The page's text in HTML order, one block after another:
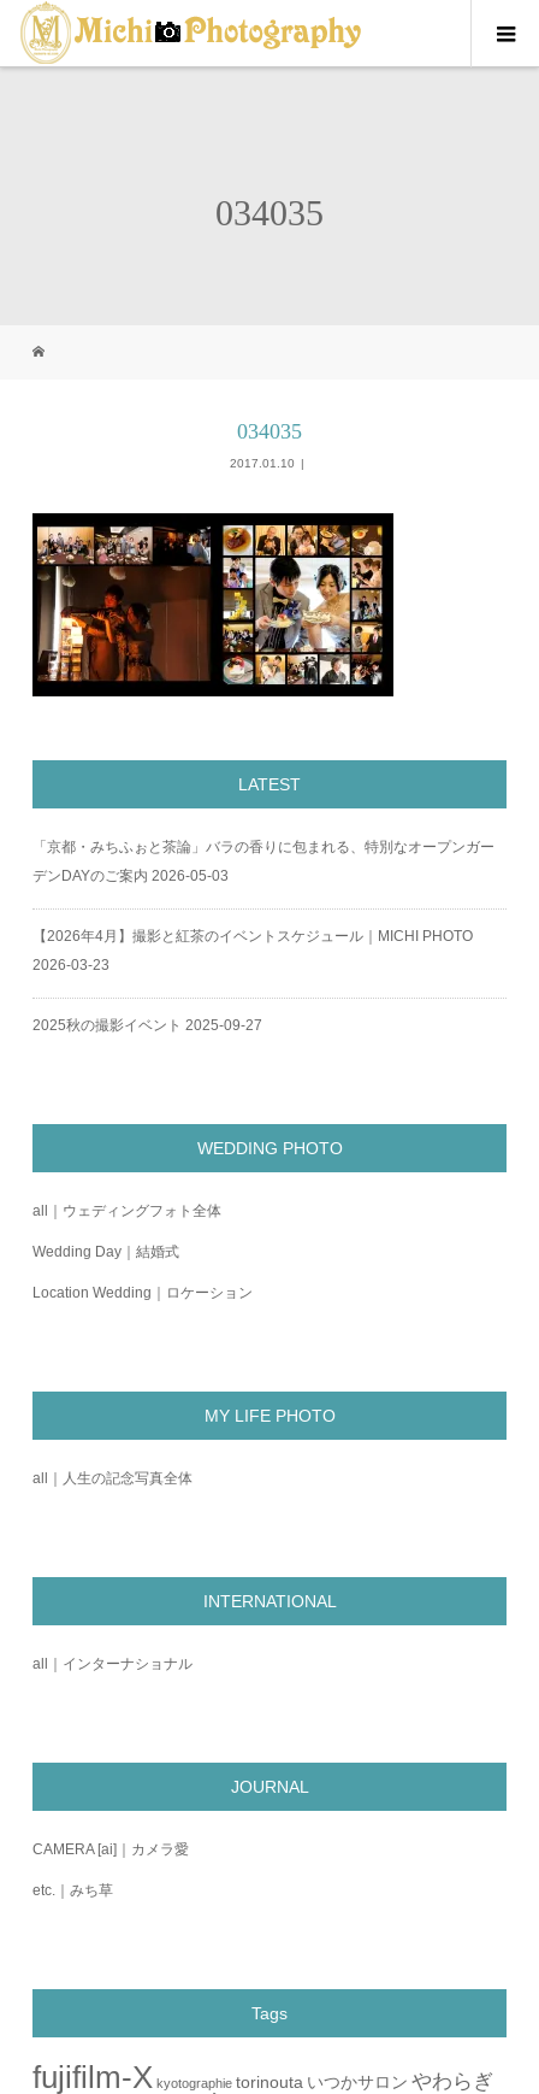
034035
034035
2017.01.10
LATEST
「京都・みちふぉと茶論」バラの香りに包まれる、特別なオープンガー
デンDAYのご案内 2026-05-03
【2026年4月】撮影と紅茶のイベントスケジュール｜MICHI PHOTO
2026-03-23
2025秋の撮影イベント 2025-09-27
WEDDING PHOTO
all｜ウェディングフォト全体
Wedding Day｜結婚式
Location Wedding｜ロケーション
MY LIFE PHOTO
all｜人生の記念写真全体
INTERNATIONAL
all｜インターナショナル
JOURNAL
CAMERA [ai]｜カメラ愛
etc.｜みち草
Tags
fujifilm-X kyotographie torinouta いつかサロン やわらぎ